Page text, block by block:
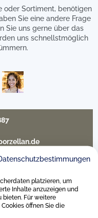
oder Sortiment, benötigen
Sie eine andere Frage
Sie uns gerne über das
uns schnellstmöglich
platzieren, um
Inhalte anzuzeigen und
bieten. Für weitere
öffnen Sie die